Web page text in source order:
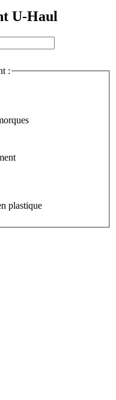
U-Haul
:
plastique